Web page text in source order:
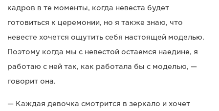
кадров в те моменты, когда невеста будет
готовиться к церемонии, но я также знаю, что
невесте хочется ощутить себя настоящей моделью.
Поэтому когда мы с невестой остаемся наедине, я
работаю с ней так, как работала бы с моделью, —
говорит она.
— Каждая девочка смотрится в зеркало и хочет